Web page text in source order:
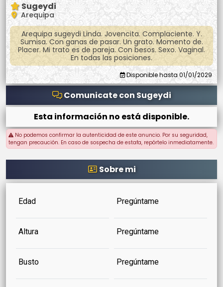
Sugeydi
Arequipa
Arequipa sugeydi Linda. Jovencita. Complaciente. Y.
Sumisa. Con ganas de pasar. Un grato. Momento de.
Placer. Mi trato es de pareja. Con besos. Sexo. Vaginal.
En todas las posiciones.
Disponible hasta 01/01/2029
Comunicate con Sugeydi
Esta información no está disponible.
No podemos confirmar la autenticidad de este anuncio. Por su seguridad,
tengan precaución. En caso de sospecha de estafa, repórtelo inmediatamente.
Sobre mi
Edad Pregúntame
Altura Pregúntame
Busto Pregúntame